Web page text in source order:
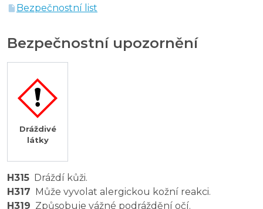
Bezpečnostní list
Bezpečnostní upozornění
Dráždivé
látky
H315 Dráždí kůži.
H317 Může vyvolat alergickou kožní reakci.
H319 Způsobuje vážné podráždění očí.